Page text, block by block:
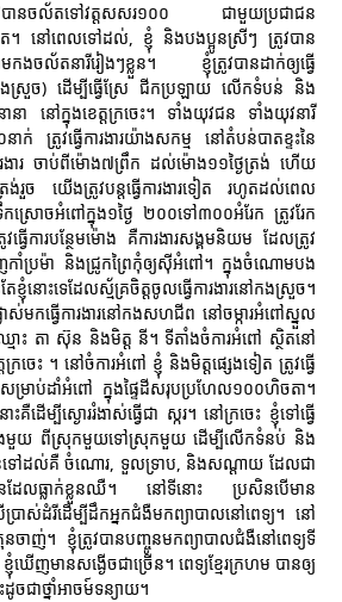
ានចល័តទៅវត្តសសរ១០០ ជាមួយប្រជាជន
ត។ នៅពេលទៅដល់, ខ្ញុំ និងបងប្អូនស្រីៗ ត្រូវបាន
តាមកងចល័តនារីរៀងៗខ្លួន។ ខ្ញុំត្រូវបានដាក់ឲ្យធ្វើ
ងស្រួច) ដើម្បីធ្វើស្រែ ជីកប្រឡាយ លើកទំបន់ និង
ា នៅក្នុងខេត្តក្រចេះ។ ទាំងយុវជន ទាំងយុវនារី
ត្រូវធ្វើការងារយ៉ាងសកម្ម នៅតំបន់បាតខ្ទះនៃ
រងារ ចាប់ពីម៉ោង៧ព្រឹក ដល់ម៉ោង១១ថ្ងៃត្រង់ ហើយ
ង់រួច យើងត្រូវបន្តធ្វើការងារទៀត រហូតដល់ពេល
កស្រោចអំពៅក្នុង១ថ្ងៃ ២០០ទៅ៣០០អំរែក ត្រូវរែក
ធ្វើការបន្ថែមម៉ោង គឺការងារសង្គមនិយម ដែលត្រូវ
កាំប្រម៉ា និងជ្រូកព្រៃកុំឲ្យស៊ីអំពៅ។ ក្នុងចំណោមបង
ោះទេដែលស្ម័គ្រចិត្តចូលធ្វើការងារនៅកងស្រួច។
ាស់មកធ្វើការងារនៅកងសហជីព នៅចម្ការអំពៅស្នួល
ះ តា ស៊ុន និងមិត្ត នី។ ទីតាំងចំការអំពៅ ស្ថិតនៅ
ចេះ ។ នៅចំការអំពៅ ខ្ញុំ និងមិត្តផ្សេងទៀត ត្រូវធ្វើ
ដីសម្រាប់ដាំអំពៅ ក្នុងផ្ទៃដីសរុបប្រហែល១០០ហិចតា។
ើម្បីស្ងោររំងាស់ធ្វើជា ស្ករ។ នៅក្រចេះ ខ្ញុំទៅធ្វើ
លែងមួយ ពីស្រុកមួយទៅស្រុកមួយ ដើម្បីលើកទំនប់ និង
នទៅដល់គឺ ចំណោរ, ទួលទ្រាប, និងសណ្ដាយ ដែលជា
ជនដែលធ្លាក់ខ្លួនឈឺ។ នៅទីនោះ ប្រសិនបើមាន
រាស់ដំរីដើម្បីដឹកអ្នកជំងឺមកព្យាបាលនៅពេទ្យ។ នៅ
នចាញ់។ ខ្ញុំត្រូវបានបញ្ចូនមកព្យាបាលជំងឺនៅពេទ្យទី
ខ្ញុំឃើញមានសង្ងើចជាច្រើន។ ពេទ្យខ្មែរក្រហម បានឲ្យ
ដូចជាថ្នាំអាចម៍ទន្យាយ។